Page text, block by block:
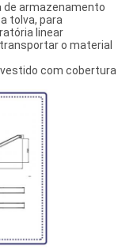
de armazenamento
tolva, para
linear
o material
com cobertura